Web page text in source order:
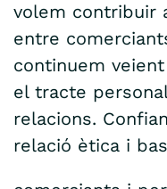
volem contribuir
entre
continuem
el tracte
relacions.
relació ètica i